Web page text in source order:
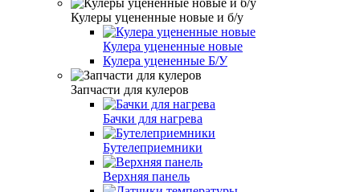
Кулеры уцененные новые и б/у
Кулера уцененные новые
Кулера уцененные Б/У
Запчасти для кулеров
Бачки для нагрева
Бутелеприемники
Верхняя панель